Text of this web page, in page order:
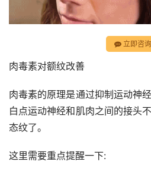
立即咨询
肉毒素对额纹改善
肉毒素的原理是通过抑制运动神
白点运动神经和肌肉之间的接头
态纹了。
这里需要重点提醒一下: